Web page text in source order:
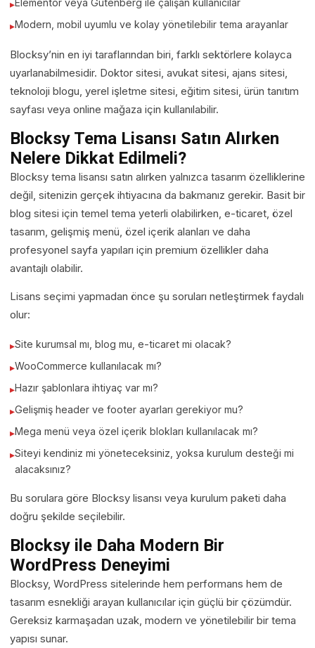
Modern, mobil uyumlu ve kolay yönetilebilir tema arayanlar
Blocksy’nin en iyi taraflarından biri, farklı sektörlere kolayca
uyarlanabilmesidir. Doktor sitesi, avukat sitesi, ajans sitesi,
teknoloji blogu, yerel işletme sitesi, eğitim sitesi, ürün tanıtım
sayfası veya online mağaza için kullanılabilir.
Blocksy Tema Lisansı Satın Alırken
Nelere Dikkat Edilmeli?
Blocksy tema lisansı satın alırken yalnızca tasarım özelliklerine
değil, sitenizin gerçek ihtiyacına da bakmanız gerekir. Basit bir
blog sitesi için temel tema yeterli olabilirken, e-ticaret, özel
tasarım, gelişmiş menü, özel içerik alanları ve daha
profesyonel sayfa yapıları için premium özellikler daha
avantajlı olabilir.
Lisans seçimi yapmadan önce şu soruları netleştirmek faydalı
olur:
Site kurumsal mı, blog mu, e-ticaret mi olacak?
WooCommerce kullanılacak mı?
Hazır şablonlara ihtiyaç var mı?
Gelişmiş header ve footer ayarları gerekiyor mu?
Mega menü veya özel içerik blokları kullanılacak mı?
Siteyi kendiniz mi yöneteceksiniz, yoksa kurulum desteği mi
alacaksınız?
Bu sorulara göre Blocksy lisansı veya kurulum paketi daha
doğru şekilde seçilebilir.
Blocksy ile Daha Modern Bir
WordPress Deneyimi
Blocksy, WordPress sitelerinde hem performans hem de
tasarım esnekliği arayan kullanıcılar için güçlü bir çözümdür.
Gereksiz karmaşadan uzak, modern ve yönetilebilir bir tema
yapısı sunar.